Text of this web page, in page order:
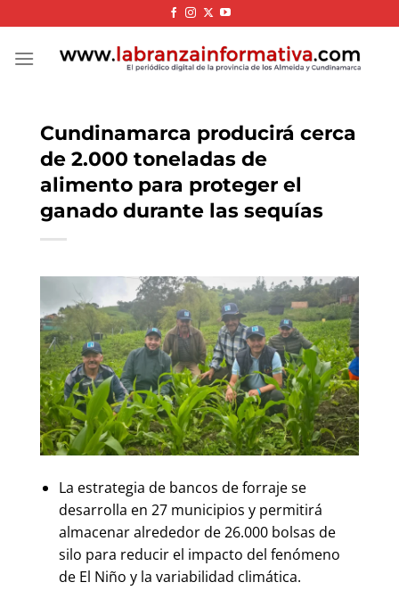
to
content
Cundinamarca producirá cerca
de 2.000 toneladas de
alimento para proteger el
ganado durante las sequías
La estrategia de bancos de forraje se
desarrolla en 27 municipios y permitirá
almacenar alrededor de 26.000 bolsas de
silo para reducir el impacto del fenómeno
de El Niño y la variabilidad climática.